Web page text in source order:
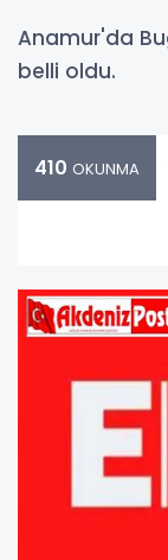
Anamur'da
belli oldu.
410 OKUNMA